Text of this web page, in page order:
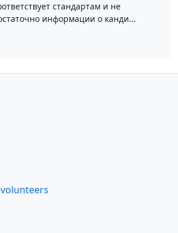
стандартам и не
информации о канди...